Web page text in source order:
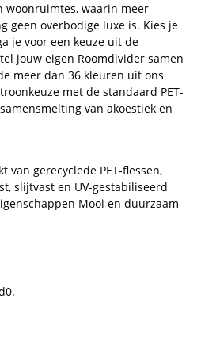
woonruimtes, waarin meer
geen overbodige luxe is. Kies je
je voor een keuze uit de
jouw eigen Roomdivider samen
meer dan 36 kleuren uit ons
met de standaard PET-
van akoestiek en
van gerecyclede PET-flessen,
slijtvast en UV-gestabiliseerd
Mooi en duurzaam